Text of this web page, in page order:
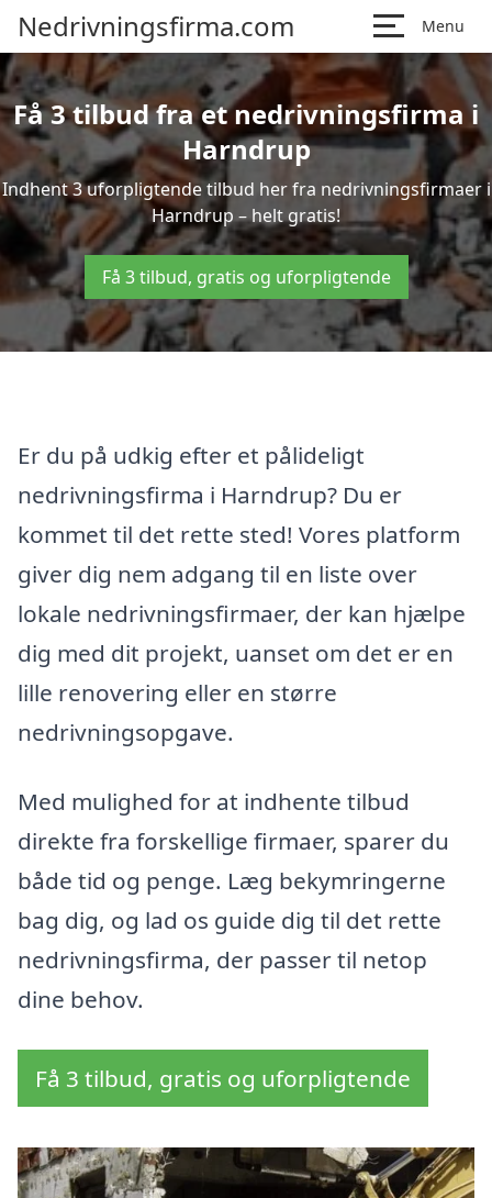
Nedrivningsfirma.com Menu
Få 3 tilbud fra et nedrivningsfirma i
Harndrup
Indhent 3 uforpligtende tilbud her fra nedrivningsfirmaer i
Harndrup – helt gratis!
Få 3 tilbud, gratis og uforpligtende
Er du på udkig efter et pålideligt
nedrivningsfirma i Harndrup? Du er
kommet til det rette sted! Vores platform
giver dig nem adgang til en liste over
lokale nedrivningsfirmaer, der kan hjælpe
dig med dit projekt, uanset om det er en
lille renovering eller en større
nedrivningsopgave.
Med mulighed for at indhente tilbud
direkte fra forskellige firmaer, sparer du
både tid og penge. Læg bekymringerne
bag dig, og lad os guide dig til det rette
nedrivningsfirma, der passer til netop
dine behov.
Få 3 tilbud, gratis og uforpligtende